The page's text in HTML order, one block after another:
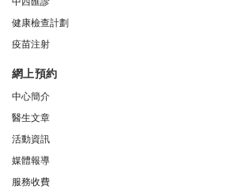
健康檢查計劃
疫苗注射
網上預約
中心簡介
醫生文章
活動資訊
媒體報導
服務收費